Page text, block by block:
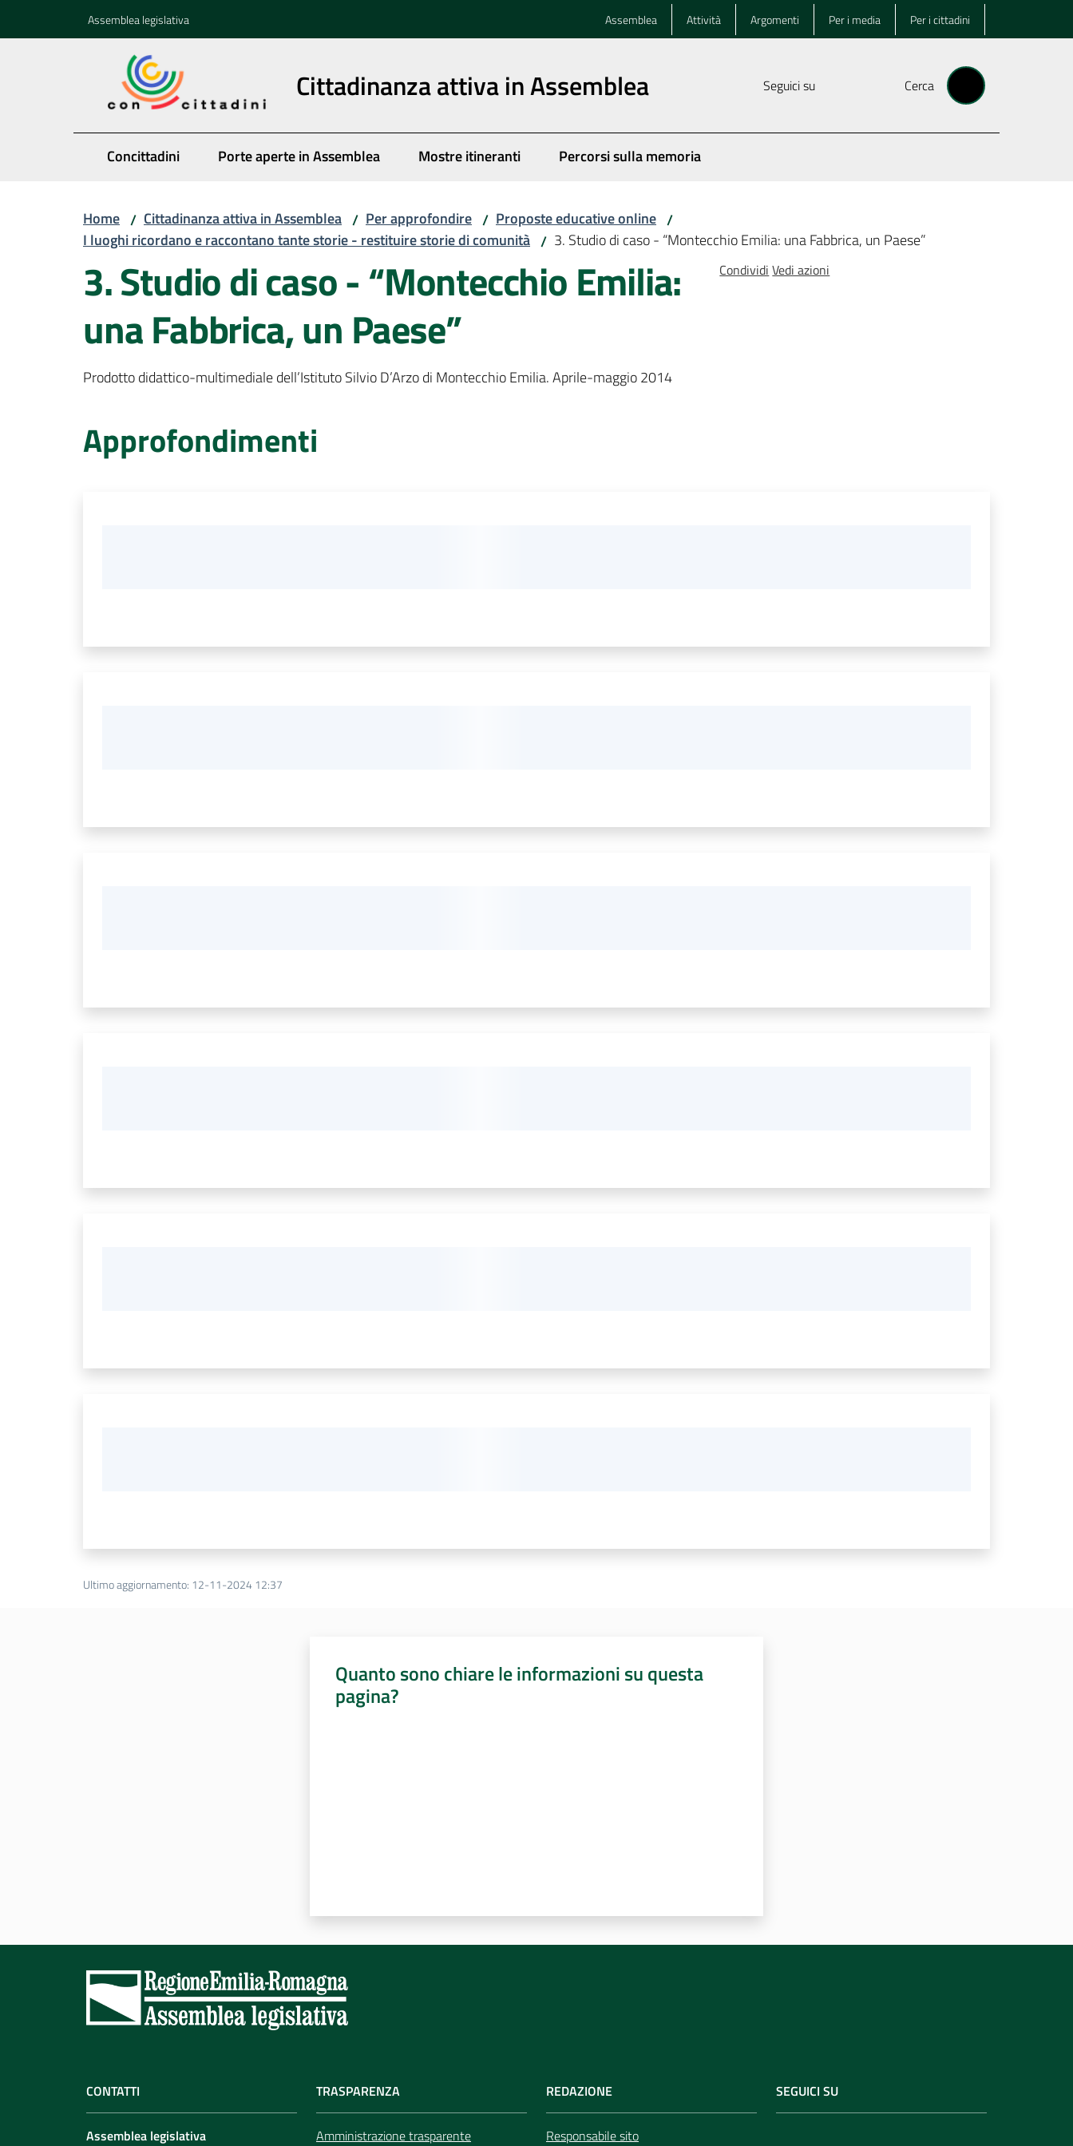
Assemblea legislativa Assemblea Attività Argomenti Per i media Per i cittadini
Cittadinanza attiva in Assemblea Seguici su Cerca
Concittadini Porte aperte in Assemblea Mostre itineranti Percorsi sulla memoria
Home / Cittadinanza attiva in Assemblea / Per approfondire / Proposte educative online /
I luoghi ricordano e raccontano tante storie - restituire storie di comunità / 3. Studio di caso - “Montecchio Emilia: una Fabbrica, un Paese”
3. Studio di caso - “Montecchio Emilia:
una Fabbrica, un Paese”
Prodotto didattico-multimediale dell’Istituto Silvio D’Arzo di Montecchio Emilia. Aprile-maggio 2014
Condividi Vedi azioni
Approfondimenti
Ultimo aggiornamento: 12-11-2024 12:37
Quanto sono chiare le informazioni su questa
pagina?
CONTATTI
Assemblea legislativa
TRASPARENZA
Amministrazione trasparente
REDAZIONE
Responsabile sito
SEGUICI SU